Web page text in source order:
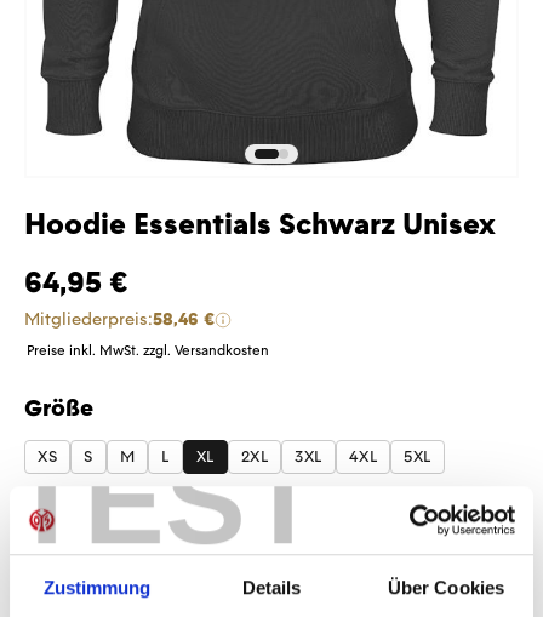
TEST
Zustimmung Details Über Cookies
Hoodie Essentials Schwarz Unisex
64,95 €
Mitgliederpreis:58,46 €
Preise inkl. MwSt. zzgl. Versandkosten
Größe
auswählen
XS S M L XL 2XL 3XL 4XL 5XL
Produkt Anzahl: Gib den gewünschten
Anzahl
Jetzt vorbestellen! Lieferzeit 1-2 Wochen, beginnend
ab dem 14. Dezember 2026